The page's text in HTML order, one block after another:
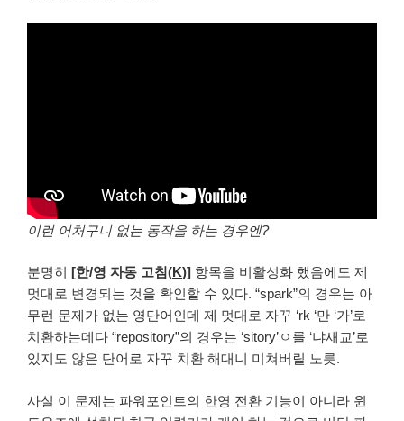
이런 어처구니 없는 동작을 하는 경우엔?
분명히 [한/영 자동 고침(K)] 항목을 비활성화 했음에도 제
멋대로 변경되는 것을 확인할 수 있다. “spark”의 경우는 아
무런 문제가 없는 영단어인데 제 멋대로 자꾸 ‘rk ‘만 ‘가’로
치환하는데다 “repository”의 경우는 ‘sitory’ㅇ를 ‘냐새교’로
있지도 않은 단어로 자꾸 치환 해대니 미쳐버릴 노릇.
사실 이 문제는 파워포인트의 한영 전환 기능이 아니라 윈